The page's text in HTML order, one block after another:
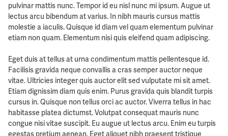
pulvinar mattis nunc. Tempor id eu nisl nunc mi ipsum. Augue ut
lectus arcu bibendum at varius. In nibh mauris cursus mattis
molestie a iaculis. Quisque id diam vel quam elementum pulvinar
etiam non quam. Elementum nisi quis eleifend quam adipiscing.
Eget duis at tellus at urna condimentum mattis pellentesque id.
Facilisis gravida neque convallis a cras semper auctor neque
vitae. Ultricies integer quis auctor elit sed vulputate mi sit amet.
Etiam dignissim diam quis enim. Purus gravida quis blandit turpis
cursus in. Quisque non tellus orci ac auctor. Viverra tellus in hac
habitasse platea dictumst. Volutpat consequat mauris nunc
congue nisi vitae suscipit. Eu augue ut lectus arcu. Enim eu turpis
egestas pretium aenean. Eget aliquet nibh praesent tristique